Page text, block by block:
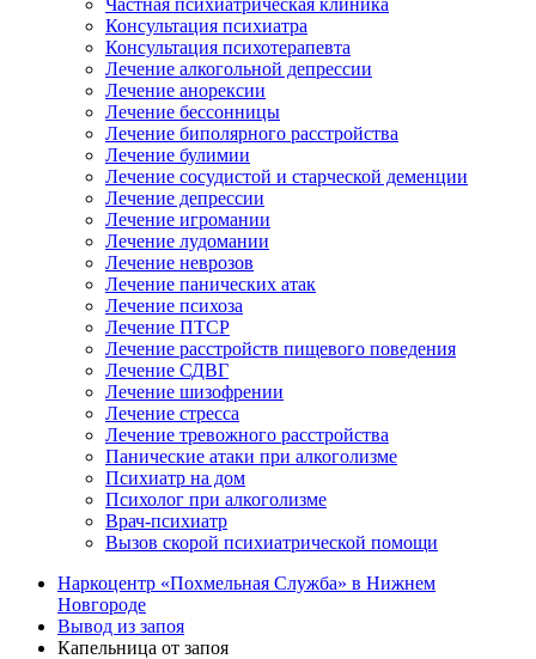
Частная психиатрическая клиника
Консультация психиатра
Консультация психотерапевта
Лечение алкогольной депрессии
Лечение анорексии
Лечение бессонницы
Лечение биполярного расстройства
Лечение булимии
Лечение сосудистой и старческой деменции
Лечение депрессии
Лечение игромании
Лечение лудомании
Лечение неврозов
Лечение панических атак
Лечение психоза
Лечение ПТСР
Лечение расстройств пищевого поведения
Лечение СДВГ
Лечение шизофрении
Лечение стресса
Лечение тревожного расстройства
Панические атаки при алкоголизме
Психиатр на дом
Психолог при алкоголизме
Врач-психиатр
Вызов скорой психиатрической помощи
Наркоцентр «Похмельная Служба» в Нижнем
Новгороде
Вывод из запоя
Капельница от запоя